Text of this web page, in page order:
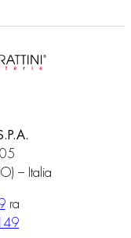
– Italia
ra